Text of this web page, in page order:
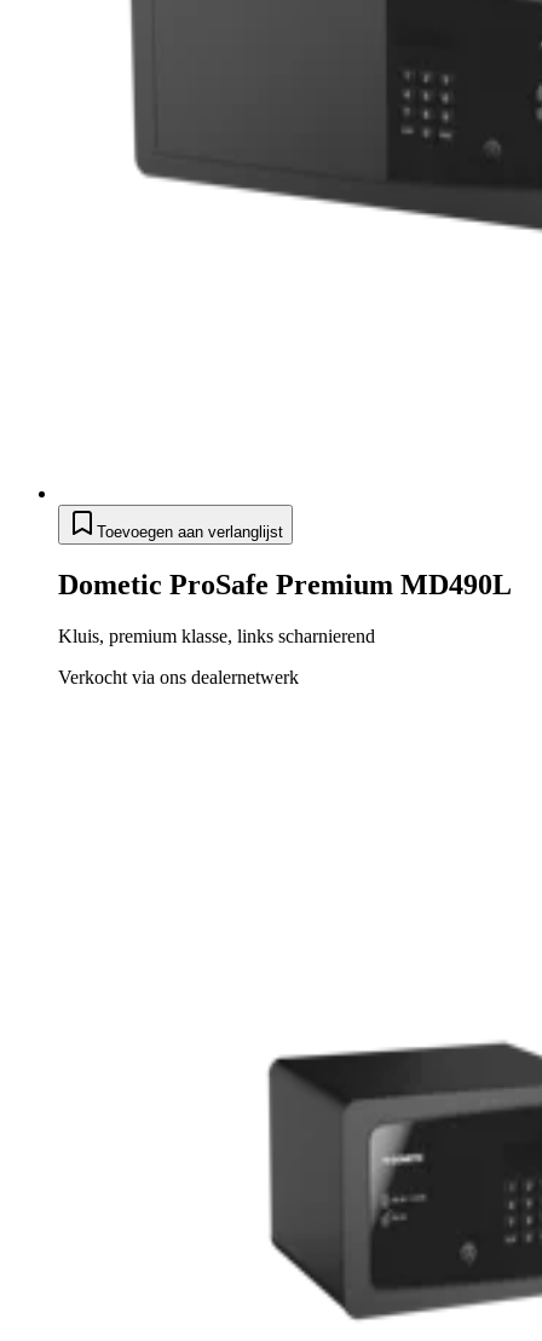
Toevoegen aan verlanglijst
Dometic ProSafe Premium MD490L
Kluis, premium klasse, links scharnierend
Verkocht via ons dealernetwerk